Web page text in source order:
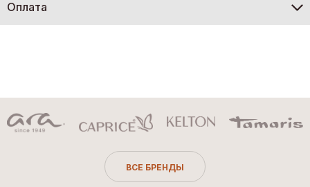
Оплата
ВСЕ БРЕНДЫ